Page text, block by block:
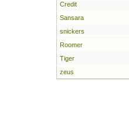
Credit
Sansara
snickers
Roomer
Tiger
zeus